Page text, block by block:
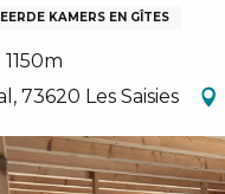
KAMERS EN GÎTES
73620 Les Saisies